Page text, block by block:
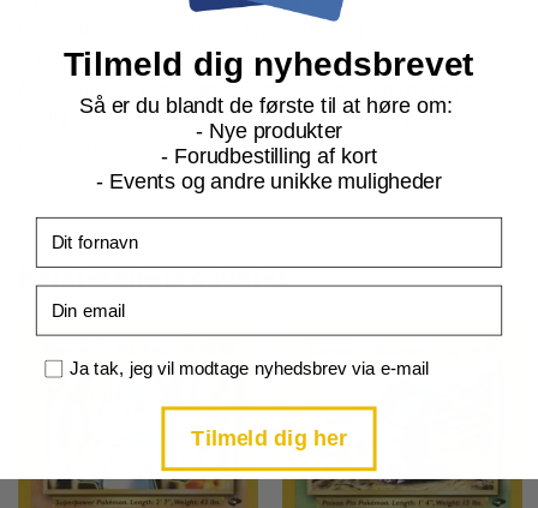
indtroducere de forskellige Gym ledere og deres pokemon
ved at der kan stå disses navn og billede ved en pokemon,
f.eks. Sabrina’s Alakazam. I Gym Challenge, kan du være
heldig at finde kort som Blaine’s Charizard, Giovanni’s
Persian eller Rocket’s Mewtwo.
Relaterede produkter
Tilmeld dig nyhedsbrevet
Så er du blandt de første til at høre om:
- Nye produkter
- Forudbestilling af kort
- Events og andre unikke muligheder
Samtykke
Ja tak, jeg vil modtage nyhedsbrev via e-mail
Tilmeld dig her